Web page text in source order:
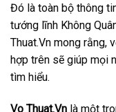
Đó là toàn bộ thông
tướng lĩnh Không
Thuat.Vn mong rằng,
hợp trên sẽ giúp mọi
tìm hiểu.
Vo Thuat.Vn là một